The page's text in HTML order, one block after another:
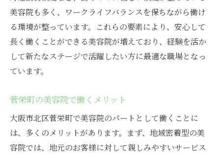
美容院も多く、ワークライフバランスを保ちながら働け
る環境が整っています。これらの要素により、安心して
長く働くことができる美容院が増えており、経験を活か
して新たなステージで活躍したい方に最適な職場となっ
ています。
菅栄町の美容院で働くメリット
大阪市北区菅栄町で美容院のパートとして働くことに
は、多くのメリットがあります。まず、地域密着型の美
容院では、地元のお客様に対して親しみやすいサービス